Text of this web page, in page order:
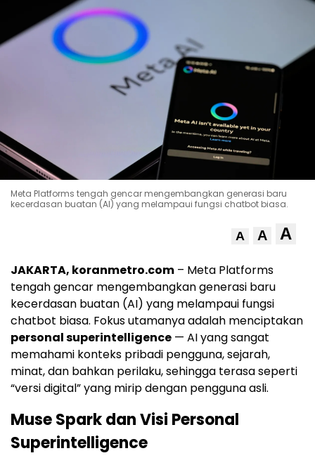
Meta Platforms tengah gencar mengembangkan generasi baru
kecerdasan buatan (AI) yang melampaui fungsi chatbot biasa.
A A A
JAKARTA, koranmetro.com – Meta Platforms
tengah gencar mengembangkan generasi baru
kecerdasan buatan (AI) yang melampaui fungsi
chatbot biasa. Fokus utamanya adalah menciptakan
personal superintelligence — AI yang sangat
memahami konteks pribadi pengguna, sejarah,
minat, dan bahkan perilaku, sehingga terasa seperti
“versi digital” yang mirip dengan pengguna asli.
Muse Spark dan Visi Personal
Superintelligence